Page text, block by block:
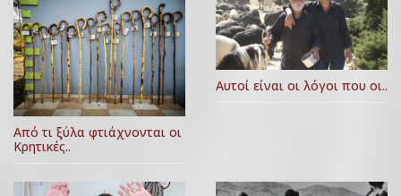
Από τι ξύλα φτιάχνονται οι
Κρητικές..
Αυτοί είναι οι λόγοι που οι..